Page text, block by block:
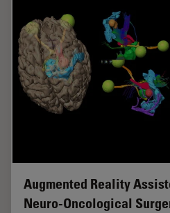
Augmented Reality
Neuro-Oncological